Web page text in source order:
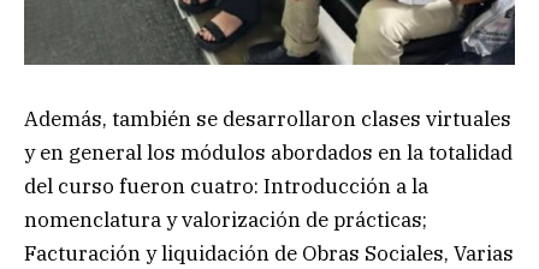
Además, también se desarrollaron clases virtuales
y en general los módulos abordados en la totalidad
del curso fueron cuatro: Introducción a la
nomenclatura y valorización de prácticas;
Facturación y liquidación de Obras Sociales, Varias